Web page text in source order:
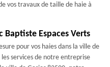
vos travaux de taille de haie à
Baptiste Espaces Verts
pour vos haies dans la ville de
services de notre entreprise